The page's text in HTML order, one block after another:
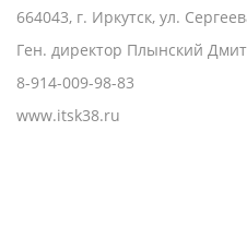
664043, г. Иркутск, ул.
Ген. директор Плынский
8-914-009-98-83
www.itsk38.ru